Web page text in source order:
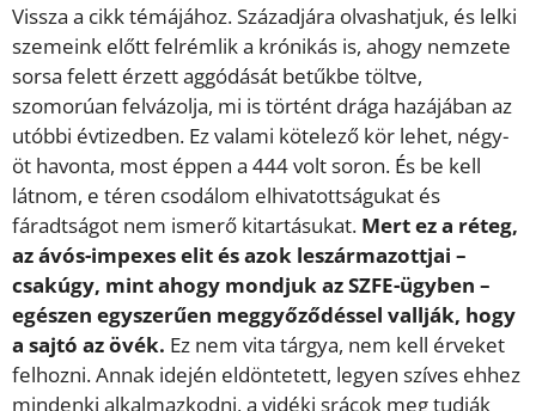
Vissza a cikk témájához. Századjára olvashatjuk, és lelki
szemeink előtt felrémlik a krónikás is, ahogy nemzete
sorsa felett érzett aggódását betűkbe töltve,
szomorúan felvázolja, mi is történt drága hazájában az
utóbbi évtizedben. Ez valami kötelező kör lehet, négy-
öt havonta, most éppen a 444 volt soron. És be kell
látnom, e téren csodálom elhivatottságukat és
fáradtságot nem ismerő kitartásukat. Mert ez a réteg,
az ávós-impexes elit és azok leszármazottjai –
csakúgy, mint ahogy mondjuk az SZFE-ügyben –
egészen egyszerűen meggyőződéssel vallják, hogy
a sajtó az övék. Ez nem vita tárgya, nem kell érveket
felhozni. Annak idején eldöntetett, legyen szíves ehhez
mindenki alkalmazkodni, a vidéki srácok meg tudják